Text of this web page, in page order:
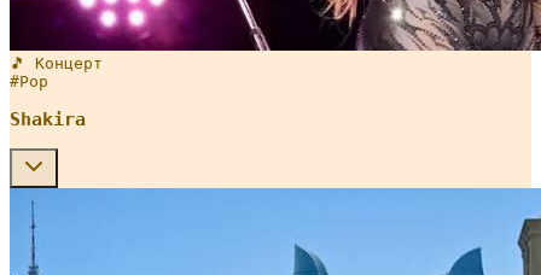
🎵 Концерт
#Pop
Shakira